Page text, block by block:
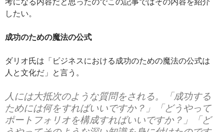
したい。
成功のための魔法の公式
ダリオ氏は「ビジネスにおける成功のための魔法の公式は
人と文化だ」と言う。
人には大抵次のような質問をされる。「成功する
ためには何をすればいいですか？」「どうやって
ポートフォリオを構成すればいいですか？」「ど